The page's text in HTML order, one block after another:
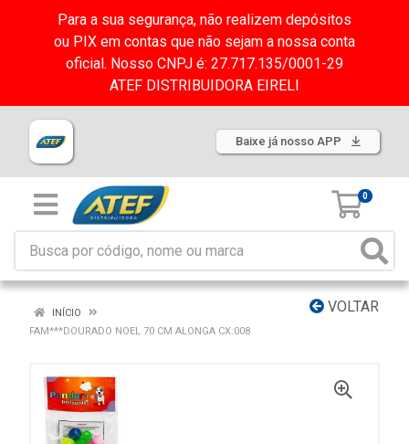
Para a sua segurança, não realizem depósitos
ou PIX em contas que não sejam a nossa conta
oficial. Nosso CNPJ é: 27.717.135/0001-29
ATEF DISTRIBUIDORA EIRELI
Baixe já nosso APP
0
VOLTAR
INÍCIO
FAM***DOURADO NOEL 70 CM ALONGA CX:008